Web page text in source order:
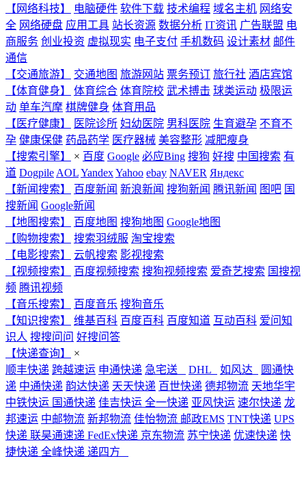
【网络科技】
电脑硬件 软件下载 技术编程 域名主机 网络安
全 网络硬盘 应用工具 站长资源 数据分析 IT资讯 广告联盟 电
商服务 创业投资 虚拟现实 电子支付 手机数码 设计素材 邮件
通信
【交通旅游】
交通地图 旅游网站 票务预订 旅行社 酒店宾馆
【体育健身】
体育综合 体育院校 武术搏击 球类运动 极限运
动 单车汽摩 棋牌健身 体育用品
【医疗健康】
医院诊所 妇幼医院 男科医院 生育避孕 不育不
孕 健康保健 药品药学 医疗器械 美容整形 减肥瘦身
【搜索引擎】
× 百度 Google 必应Bing 搜狗 好搜 中国搜索 有
道 Dogpile AOLYandexYahoo ebay NAVER Яндекс
【新闻搜索】
百度新闻 新浪新闻 搜狗新闻 腾讯新闻 图吧 国
搜新闻 Google新闻
【地图搜索】
百度地图 搜狗地图 Google地图
【购物搜索】
搜索羽绒服 淘宝搜索
【电影搜索】
云帆搜索 影视搜索
【视频搜索】
百度视频搜索 搜狗视频搜索 爱奇艺搜索 国搜视
频 腾讯视频
【音乐搜索】
百度音乐 搜狗音乐
【知识搜索】
维基百科 百度百科 百度知道 互动百科 爱问知
识人 搜搜问问 好搜问答
【快递查询】
×
顺丰快递 跨越速运 申通快递 急宅送 DHL 如风达
圆通快
递 中通快递 韵达快递 天天快递 百世快递 德邦物流 天地华宇
中铁快运 国通快递 佳吉快运 全一快递 亚风快运 速尔快递 龙
邦速运 中邮物流 新邦物流 佳怡物流 邮政EMS TNT快递 UPS
快递 联昊通速递 FedEx快递 京东物流 苏宁快递 优速快递 快
捷快递 全峰快递 递四方